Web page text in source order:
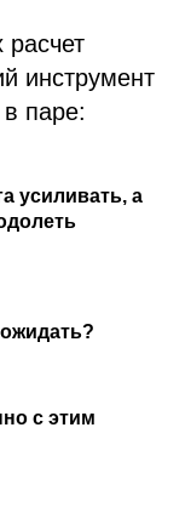
инструмент
паре:
усиливать, а
с этим